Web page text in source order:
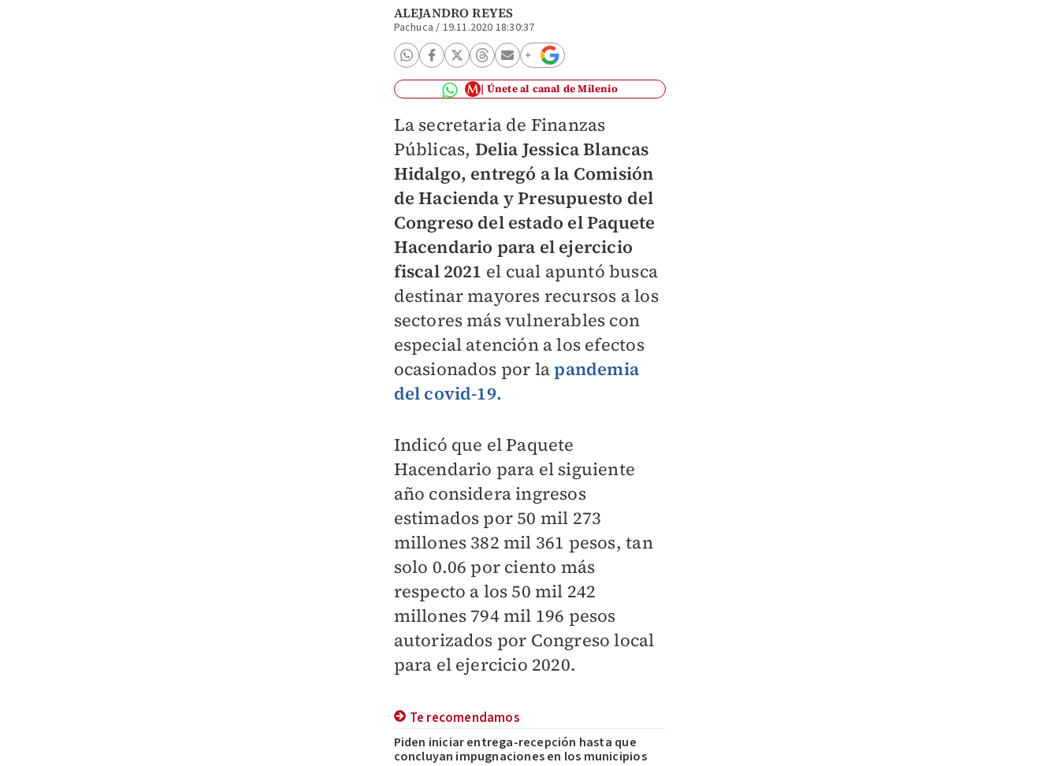
ALEJANDRO REYES
Pachuca / 19.11.2020 18:30:37
Únete al canal de Milenio
La secretaria de Finanzas
Públicas, Delia Jessica Blancas
Hidalgo, entregó a la Comisión
de Hacienda y Presupuesto del
Congreso del estado el Paquete
Hacendario para el ejercicio
fiscal 2021 el cual apuntó busca
destinar mayores recursos a los
sectores más vulnerables con
especial atención a los efectos
ocasionados por lapandemia
del covid-19.
Indicó que el Paquete
Hacendario para el siguiente
año considera ingresos
estimados por 50 mil 273
millones 382 mil 361 pesos, tan
solo 0.06 por ciento más
respecto a los 50 mil 242
millones 794 mil 196 pesos
autorizados por Congreso local
para el ejercicio 2020.
Te recomendamos
Piden iniciar entrega-recepción hasta que
concluyan impugnaciones en los municipios